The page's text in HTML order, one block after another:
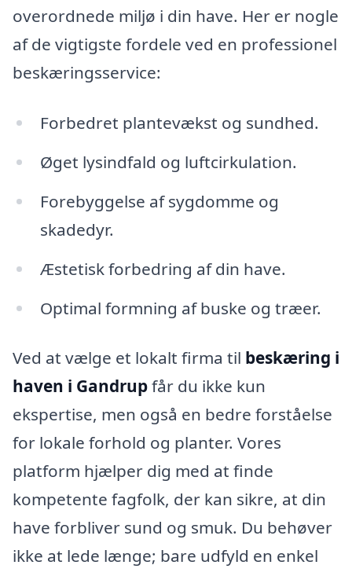
overordnede miljø i din have. Her er nogle
af de vigtigste fordele ved en professionel
beskæringsservice:
Forbedret plantevækst og sundhed.
Øget lysindfald og luftcirkulation.
Forebyggelse af sygdomme og
skadedyr.
Æstetisk forbedring af din have.
Optimal formning af buske og træer.
Ved at vælge et lokalt firma til beskæring i
haven i Gandrupfår du ikke kun
ekspertise, men også en bedre forståelse
for lokale forhold og planter. Vores
platform hjælper dig med at finde
kompetente fagfolk, der kan sikre, at din
have forbliver sund og smuk. Du behøver
ikke at lede længe; bare udfyld en enkel